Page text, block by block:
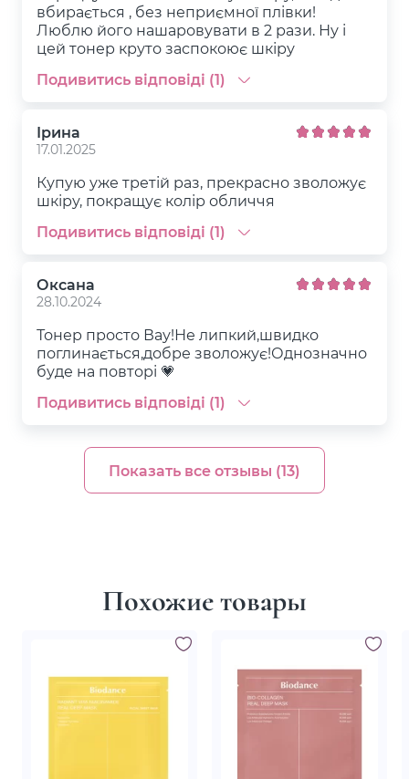
вбирається , без неприємної плівки!
Люблю його нашаровувати в 2 рази. Ну і
цей тонер круто заспокоює шкіру
Подивитись відповіді (1)
Ірина
17.01.2025
Купую уже третій раз, прекрасно зволожує
шкіру, покращує колір обличчя
Подивитись відповіді (1)
Оксана
28.10.2024
Тонер просто Вау!Не липкий,швидко
поглинається,добре зволожує!Однозначно
буде на повторі 💗
Подивитись відповіді (1)
Показать все отзывы (13)
Похожие товары